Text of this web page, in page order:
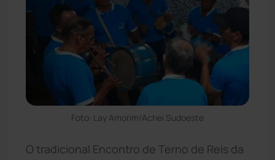
Foto: Lay Amorim/Achei Sudoeste
O tradicional Encontro de Terno de Reis da